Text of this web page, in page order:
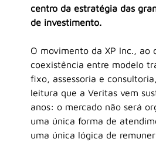
centro da estratégia das
de investimento.
O movimento da XP Inc., ao
coexistência entre modelo
fixo, assessoria e
leitura que a Veritas vem
anos: o mercado não será
uma única forma de
uma única lógica de